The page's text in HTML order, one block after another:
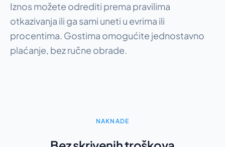
Iznos možete odrediti prema pravilima
otkazivanja ili ga sami uneti u evrima ili
procentima. Gostima omogućite jednostavno
plaćanje, bez ručne obrade.
NAKNADE